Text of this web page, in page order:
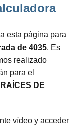
esta página para
de 4035. Es
realizado
para el
RAÍCES DE
vídeo y acceder